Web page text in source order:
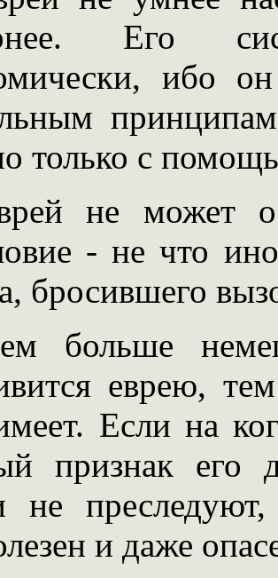
Его
ибо
только с
не может
- не что
бросившего
больше
еврею,
Если на
признак его
не
и даже